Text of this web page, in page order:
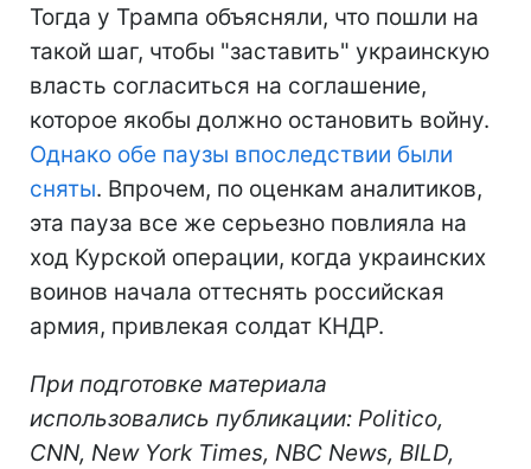
Тогда у Трампа объясняли, что пошли на
такой шаг, чтобы "заставить" украинскую
власть согласиться на соглашение,
которое якобы должно остановить войну.
Однако обе паузы впоследствии были
сняты. Впрочем, по оценкам аналитиков,
эта пауза все же серьезно повлияла на
ход Курской операции, когда украинских
воинов начала оттеснять российская
армия, привлекая солдат КНДР.
При подготовке материала
использовались публикации: Politico,
CNN, New York Times, NBC News, BILD,